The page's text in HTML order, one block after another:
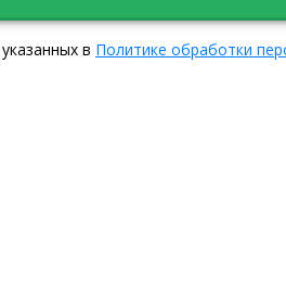
в Политике обработки